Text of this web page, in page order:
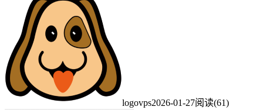
logovps2026-01-27阅读(61)